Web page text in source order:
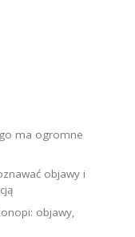
ma ogromne
objawy i
objawy,